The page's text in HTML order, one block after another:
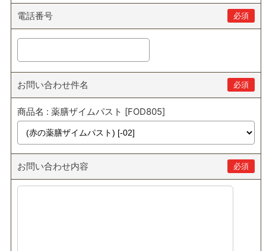
電話番号 必須
お問い合わせ件名 必須
商品名 : 薬膳ザイムパスト [FOD805]
お問い合わせ内容 必須